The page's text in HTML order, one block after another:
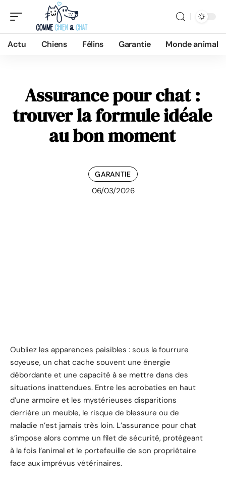
Actu Chiens Félins Garantie Monde animal
Assurance pour chat :
trouver la formule idéale
au bon moment
GARANTIE
06/03/2026
Oubliez les apparences paisibles : sous la fourrure
soyeuse, un chat cache souvent une énergie
débordante et une capacité à se mettre dans des
situations inattendues. Entre les acrobaties en haut
d’une armoire et les mystérieuses disparitions
derrière un meuble, le risque de blessure ou de
maladie n’est jamais très loin. L’assurance pour chat
s’impose alors comme un filet de sécurité, protégeant
à la fois l’animal et le portefeuille de son propriétaire
face aux imprévus vétérinaires.